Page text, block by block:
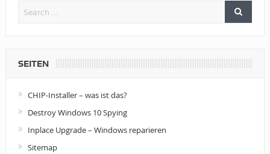
SEITEN
CHIP-Installer – was ist das?
Destroy Windows 10 Spying
Inplace Upgrade – Windows reparieren
Sitemap